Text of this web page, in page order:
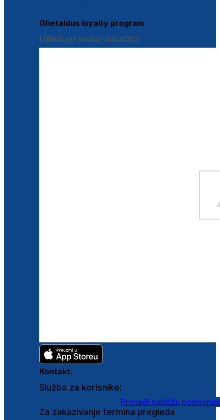
Ghetaldus loyalty program
Uštedi pri svakoj narudžbi!
Kontakt:
Služba za korisnike:
Pronađi najbližu
Za zakazivanje termina pregleda